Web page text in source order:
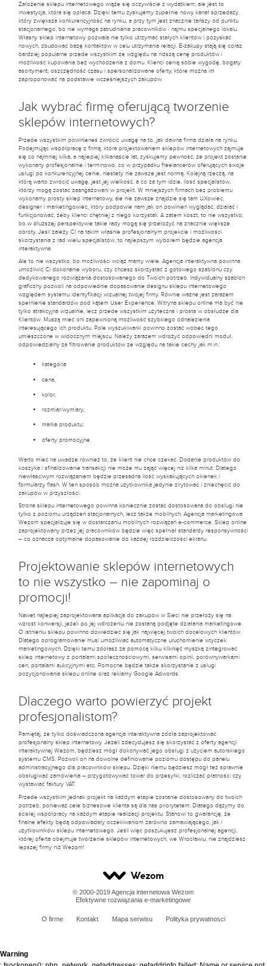
Założenie sklepu internetowego wiąże się oczywiście z wydatkiem, ale jest to
inwestycja, która się opłaca. Dzięki temu zyskujemy zupełnie nowy kanał sprzedaży,
który zwiększa konkurencyjność na rynku, a przy tym jest znacznie tańszy od punktu
stacjonarnego, bo nie wymaga zatrudniania pracowników i najmu specjalnego lokalu.
Własny sklep internetowy pozwala nie tylko utrzymać stałych klientów i pozyskać
nowych, zbudować bazę kontaktów w celu utrzymania relacji. E-zakupy stają się coraz
bardziej popularne przede wszystkim ze względu na niższą cenę produktów i
możliwość kupowania bez wychodzenia z domu. Klienci cenią sobie wygodę, bogaty
asortyment, oszczędność czasu i spersonalizowane oferty, które można im
zaproponować na podstawie wcześniejszych zakupów.
Jak wybrać firmę oferującą tworzenie
sklepów internetowych?
Przede wszystkim powinieneś zwrócić uwagę na to, jak dawna firma działa na rynku.
Podejmując współpracę z firmą, która projektowaniem sklepów internetowych zajmuje
się co najmniej kilka, a najlepiej kilkanaście lat, zyskujemy pewność, że projekt zostanie
wykonany profesjonalnie i terminowo, co w przypadku freelancerów oferujących swoje
usługi po konkurencyjnej cenie, niestety nie zawsze jest normą. Kolejną rzeczą, na
którą warto zwrócić uwagę, jest jej wielkość, a co za tym idzie, ilość specjalistów,
którzy mogą zostać zaangażowani w projekt. W mniejszych firmach bez problemu
wykonamy prosty sklep internetowy, ale nie zawsze znajdzie się tam UXowiec,
designer i marketingowiec, który podpowie nam jak on powinien wyglądać, działać i
funkcjonować, żeby klienci chętniej z niego korzystali. A zatem koszt, to nie wszystko,
bo w dłuższej perspektywie takie rady mogą się przełożyć na znacznie większe
obroty. Jeśli zależy CI na takim właśnie profesjonalnym projekcie i możliwości
skorzystania z rad wielu specjalistów, to najlepszym wyborem będzie agencja
interaktywna.
Ale to nie wszystko, bo możliwości wciąż mamy wiele. Agencja interaktywna powinna
umożliwić Ci dokonanie wyboru, czy chcesz skorzystać z gotowego szablonu czy
dedykowanego rozwiązania dostosowanego do Twoich potrzeb. Indywidualny szablon
graficzny pozwoli na odpowiednie dopasowanie designu sklepu internetowego
względem systemu identyfikacji wizualnej twojej firmy. Równie ważne jest zarazem
spełnienie standardów pod kątem User Experience. Witryna sklepu online ma być nie
tylko atrakcyjna wizualnie, lecz przede wszystkim użyteczna i prosta w obsłudze dla
Klientów. Muszą mieć oni zapewnioną możliwość szybkiego odnalezienia
interesującego ich produktu. Pole wyszukiwarki powinno zostać wobec tego
umieszczone w widocznym miejscu. Należy zarazem wdrożyć odpowiedni moduł,
odpowiedzialny za filtrowanie produktów ze względu na takie cechy jak m.in.:
kategoria
cena,
kolor,
rozmiar/wymiary,
marka produktu;
oferty promocyjne.
Warto mieć na uwadze również to, że klient nie chce czekać. Dodanie produktów do
koszyka i sfinalizowanie transakcji nie może mu zająć więcej niż kilka minut. Dlatego
niewłaściwym rozwiązaniem będzie przesadna ilość wyskakujących okienek i
formularzy flash. W ten sposób można użytkownika jedynie zirytować i zniechęcić do
zakupów w przyszłości.
Strona sklepu internetowego powinna koniecznie zostać dostosowana do obsługi nie
tylko z poziomu urządzeń stacjonarnych, lecz także mobilnych. Agencja marketingowa
Wezom specjalizuje się w dostarczaniu mobilnych rozwiązań e-commerce. Sklep online
zaprojektowany przez jej pracowników będzie więc spełniał standardy responsywności
– co oznacza optymalne dopasowanie do każdej rozdzielczości ekranu.
Projektowanie sklepów internetowych
to nie wszystko – nie zapominaj o
promocji!
Nawet najlepiej zaprojektowana aplikacja do zakupów w Sieci nie przełoży się na
wzrost konwersji, jeżeli po jej wdrożeniu nie zostaną podjęte działania marketingowe.
O istnieniu sklepu powinno dowiedzieć się jak najwięcej twoich docelowych klientów.
Dlatego oprogramowanie musi umożliwiać automatyczne uruchomienie wtyczek
marketingowych. Dzięki temu zdołasz za pomocą kilku kliknięć myszką zintegrować
sklep internetowy z portalami społecznościowymi, serwisami opinii, porównywarkami
cen, portalami aukcyjnymi etc. Pomocne będzie także skorzystanie z usługi
pozycjonowania sklepu online oraz reklamy Google Adwords.
Dlaczego warto powierzyć projekt
profesjonalistom?
Pamiętaj, że tylko doświadczona agencja interaktywna zdoła zaprojektować
profesjonalny sklep internetowy. Jeżeli zdecydujesz się skorzystać z oferty agencji
interaktywnej Wezom, będziesz mógł dokonywać jego obsługi z użyciem autorskiego
systemu CMS. Pozwoli on na dowolne definiowanie poziomu dostępu do panelu
administracyjnego dla pracowników sklepu. Dzięki niemu będziesz mógł też sprawnie
obsługiwać zamówienia – przygotowywać towar do przesyłki, rozliczać płatności czy
wystawiać faktury VAT.
Przede wszystkim jednak projekt na każdym etapie zostanie dostosowany do twoich
potrzeb, ponieważ cele biznesowe klienta są dla nas priorytetem. Dlatego dążymy do
ścisłej współpracy na każdym etapie realizacji projektu. Stanowi to gwarancję, że
finalne efekty będą odpowiadały oczekiwaniom zarówno zamawiającego, jak i
użytkowników sklepu internetowego. Jeśli więc poszukujesz profesjonalnej agencji,
której oferta obejmuje tworzenie sklepów internetowych, we Wrocławiu, nie znajdziesz
lepszej firmy niż Wezom!
Wezom
© 2000-2019 Agencja internetowa Wezom
Efektywne rozwiązania e-marketingowe
O firme Kontakt Mapa serwisu Polityka prywatnosci
Warning